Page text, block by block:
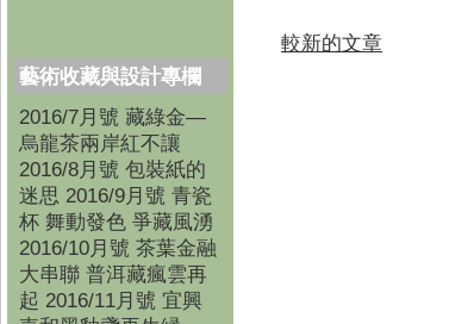
藝術收藏與設計專欄
2016/7月號 藏綠金—
烏龍茶兩岸紅不讓
2016/8月號 包裝紙的
迷思 2016/9月號 青瓷
杯 舞動發色 爭藏風湧
2016/10月號 茶葉金融
大串聯 普洱藏瘋雲再
起 2016/11月號 宜興
較新的文章